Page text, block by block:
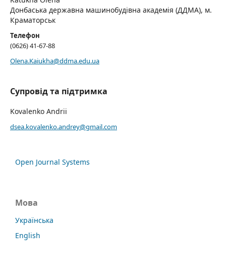
Донбаська державна машинобудівна академія (ДДМА), м.
Краматорськ
Телефон
(0626) 41-67-88
Olena.Kaiukha@ddma.edu.ua
Супровід та підтримка
Kovalenko Andrii
dsea.kovalenko.andrey@gmail.com
Open Journal Systems
Мова
Українська
English